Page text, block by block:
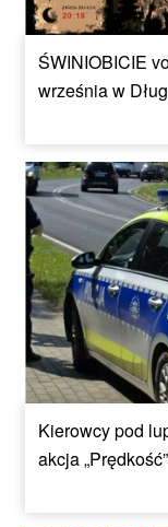
ŚWINIOBICIE
września w
Kierowcy pod
akcja „Prędkość”